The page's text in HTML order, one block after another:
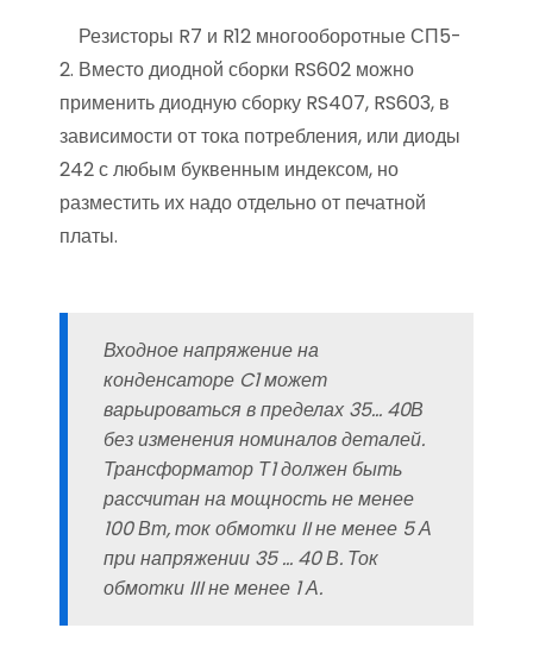
Резисторы R7 и R12 многооборотные СП5-
2. Вместо диодной сборки RS602 можно
применить диодную сборку RS407, RS603, в
зависимости от тока потребления, или диоды
242 с любым буквенным индексом, но
разместить их надо отдельно от печатной
платы.
Входное напряжение на
конденсаторе C1 может
варьироваться в пределах 35… 40В
без изменения номиналов деталей.
Трансформатор Т1 должен быть
рассчитан на мощность не менее
100 Вт, ток обмотки II не менее 5 А
при напряжении 35 … 40 В. Ток
обмотки III не менее 1 А.